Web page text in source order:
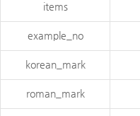
items
example_no
korean_mark
roman_mark